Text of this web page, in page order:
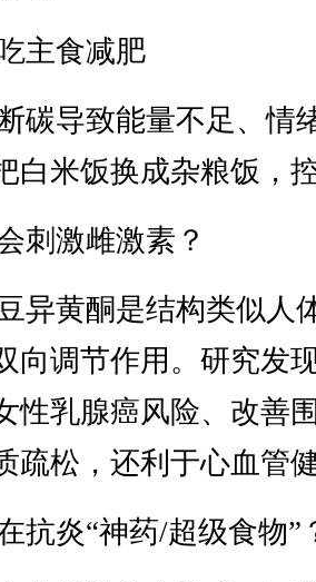
主食减肥
碳导致能量不足、情
白米饭换成杂粮饭，
刺激雌激素？
异黄酮是结构类似人
向调节作用。研究发
性乳腺癌风险、改善
疏松，还利于心血管
抗炎“神药/超级食物”